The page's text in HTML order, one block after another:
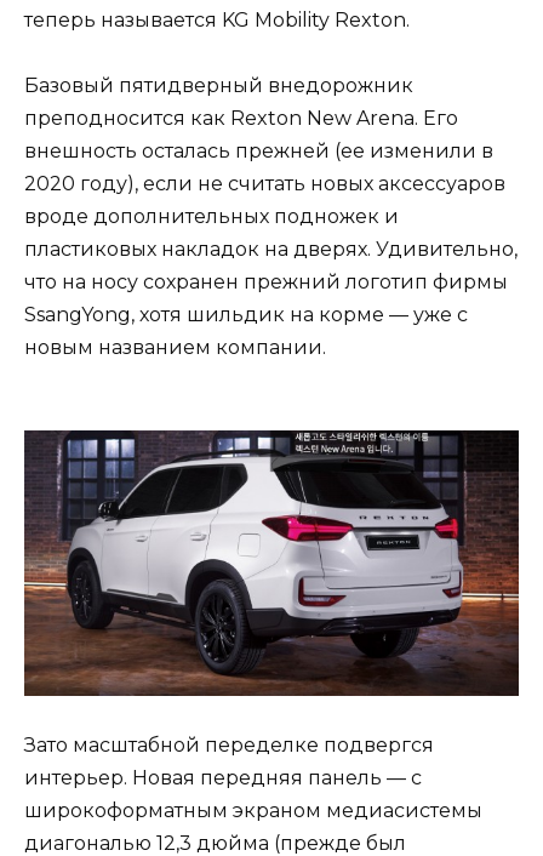
теперь называется KG Mobility Rexton.
Базовый пятидверный внедорожник
преподносится как Rexton New Arena. Его
внешность осталась прежней (ее изменили в
2020 году), если не считать новых аксессуаров
вроде дополнительных подножек и
пластиковых накладок на дверях. Удивительно,
что на носу сохранен прежний логотип фирмы
SsangYong, хотя шильдик на корме — уже с
новым названием компании.
Зато масштабной переделке подвергся
интерьер. Новая передняя панель — с
широкоформатным экраном медиасистемы
диагональю 12,3 дюйма (прежде был